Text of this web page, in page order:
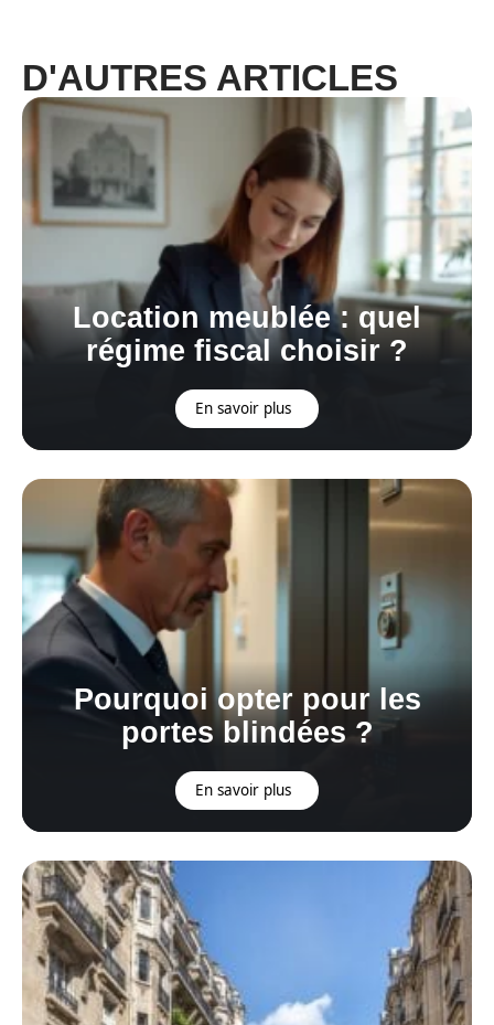
D'AUTRES ARTICLES
Location meublée : quel
régime fiscal choisir ?
En savoir plus
Pourquoi opter pour les
portes blindées ?
En savoir plus